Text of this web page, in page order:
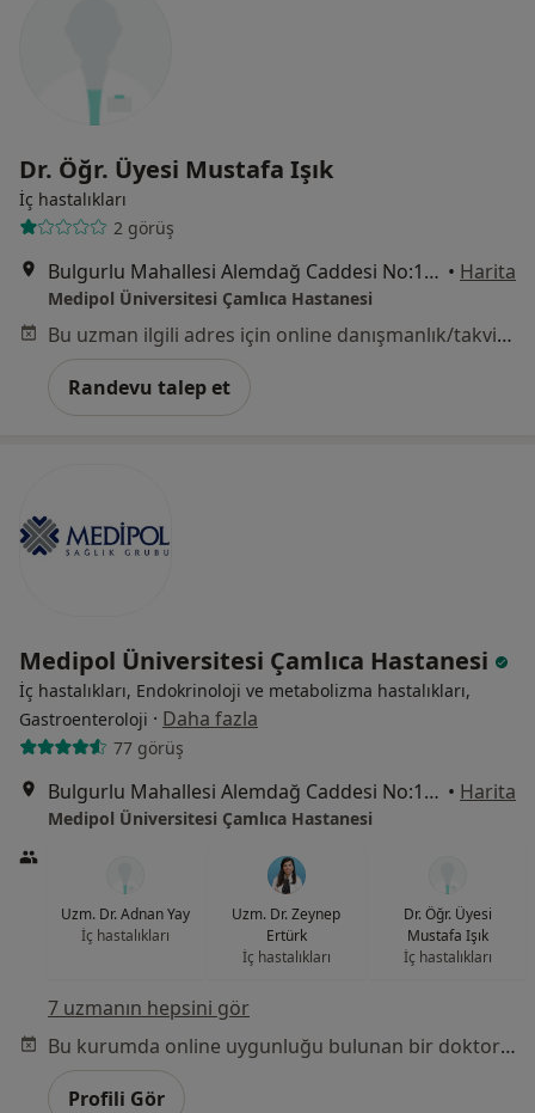
Dr. Öğr. Üyesi Mustafa Işık
İç hastalıkları
2 görüş
Bulgurlu Mahallesi Alemdağ Caddesi No:100, Üsküdar • Harita
Medipol Üniversitesi Çamlıca Hastanesi
Bu uzman ilgili adres için online danışmanlık/takvim sunmuyor.
Randevu talep et
Medipol Üniversitesi Çamlıca Hastanesi
İç hastalıkları, Endokrinoloji ve metabolizma hastalıkları,
Gastroenteroloji · Daha fazla
77 görüş
Bulgurlu Mahallesi Alemdağ Caddesi No:100, Üsküdar • Harita
Medipol Üniversitesi Çamlıca Hastanesi
Uzm. Dr. Adnan Yay
İç hastalıkları
Uzm. Dr. Zeynep
Ertürk
İç hastalıkları
Dr. Öğr. Üyesi
Mustafa Işık
İç hastalıkları
7 uzmanın hepsini gör
Bu kurumda online uygunluğu bulunan bir doktor veya uzman bulunamadı
Profili Gör